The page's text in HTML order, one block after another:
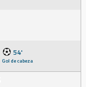
54'
Gol de cabeza